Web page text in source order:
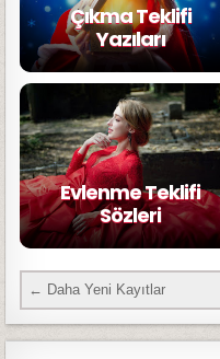
Çıkma Teklifi
Yazıları
Evlenme Teklifi
Sözleri
← Daha Yeni Kayıtlar